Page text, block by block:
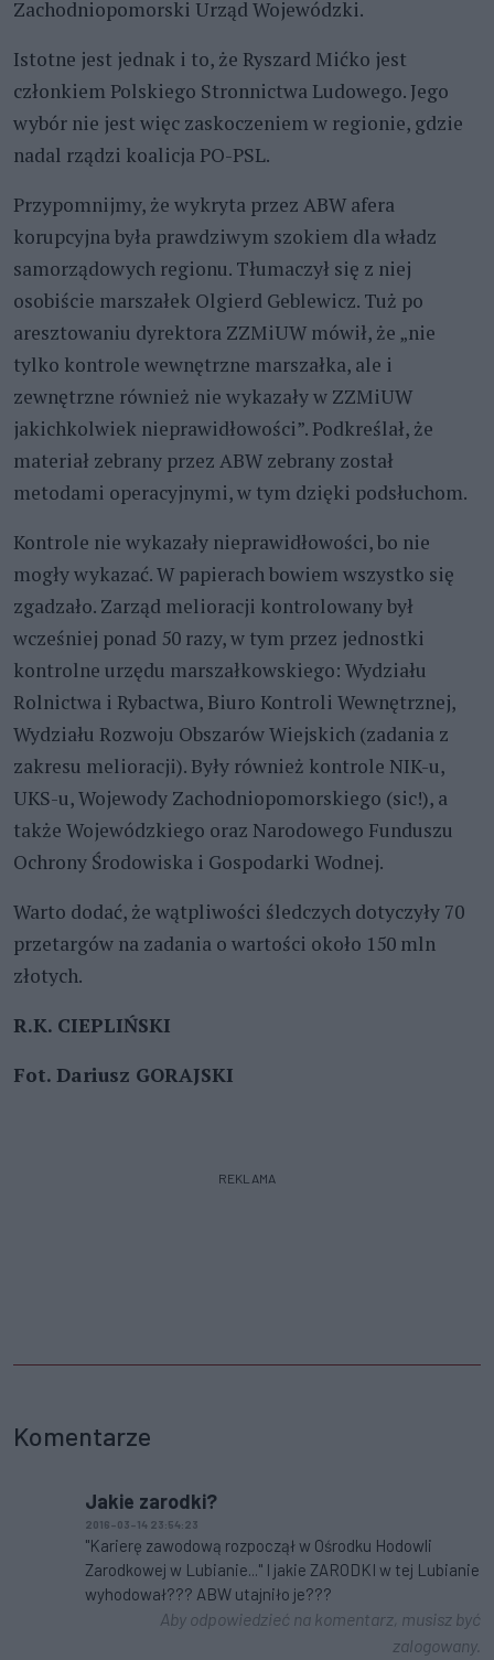
Zachodniopomorski Urząd Wojewódzki.
Istotne jest jednak i to, że Ryszard Mićko jest
członkiem Polskiego Stronnictwa Ludowego. Jego
wybór nie jest więc zaskoczeniem w regionie, gdzie
nadal rządzi koalicja PO-PSL.
Przypomnijmy, że wykryta przez ABW afera
korupcyjna była prawdziwym szokiem dla władz
samorządowych regionu. Tłumaczył się z niej
osobiście marszałek Olgierd Geblewicz. Tuż po
aresztowaniu dyrektora ZZMiUW mówił, że „nie
tylko kontrole wewnętrzne marszałka, ale i
zewnętrzne również nie wykazały w ZZMiUW
jakichkolwiek nieprawidłowości”. Podkreślał, że
materiał zebrany przez ABW zebrany został
metodami operacyjnymi, w tym dzięki podsłuchom.
Kontrole nie wykazały nieprawidłowości, bo nie
mogły wykazać. W papierach bowiem wszystko się
zgadzało. Zarząd melioracji kontrolowany był
wcześniej ponad 50 razy, w tym przez jednostki
kontrolne urzędu marszałkowskiego: Wydziału
Rolnictwa i Rybactwa, Biuro Kontroli Wewnętrznej,
Wydziału Rozwoju Obszarów Wiejskich (zadania z
zakresu melioracji). Były również kontrole NIK-u,
UKS-u, Wojewody Zachodniopomorskiego (sic!), a
także Wojewódzkiego oraz Narodowego Funduszu
Ochrony Środowiska i Gospodarki Wodnej.
Warto dodać, że wątpliwości śledczych dotyczyły 70
przetargów na zadania o wartości około 150 mln
złotych.
R.K. CIEPLIŃSKI
Fot. Dariusz GORAJSKI
REKLAMA
Komentarze
Jakie zarodki?
2016-03-14 23:54:23
"Karierę zawodową rozpoczął w Ośrodku Hodowli
Zarodkowej w Lubianie..." I jakie ZARODKI w tej Lubianie
wyhodował??? ABW utajniło je???
Aby odpowiedzieć na komentarz, musisz być
zalogowany.